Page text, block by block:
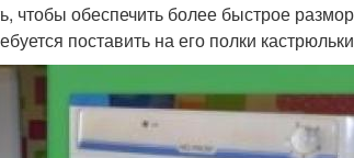
чтобы обеспечить более быстрое
поставить на его полки